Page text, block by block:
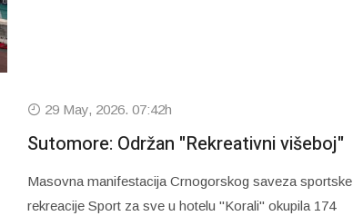
29 May, 2026. 07:42h
Sutomore: Održan "Rekreativni višeboj"
Masovna manifestacija Crnogorskog saveza sportske
rekreacije Sport za sve u hotelu "Korali" okupila 174